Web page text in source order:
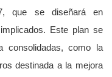
que se diseñará en
Este plan se
consolidadas, como la
destinada a la mejora